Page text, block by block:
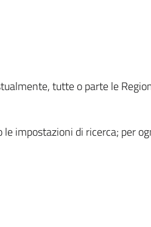
tutte o parte le
impostazioni di ricerca; per